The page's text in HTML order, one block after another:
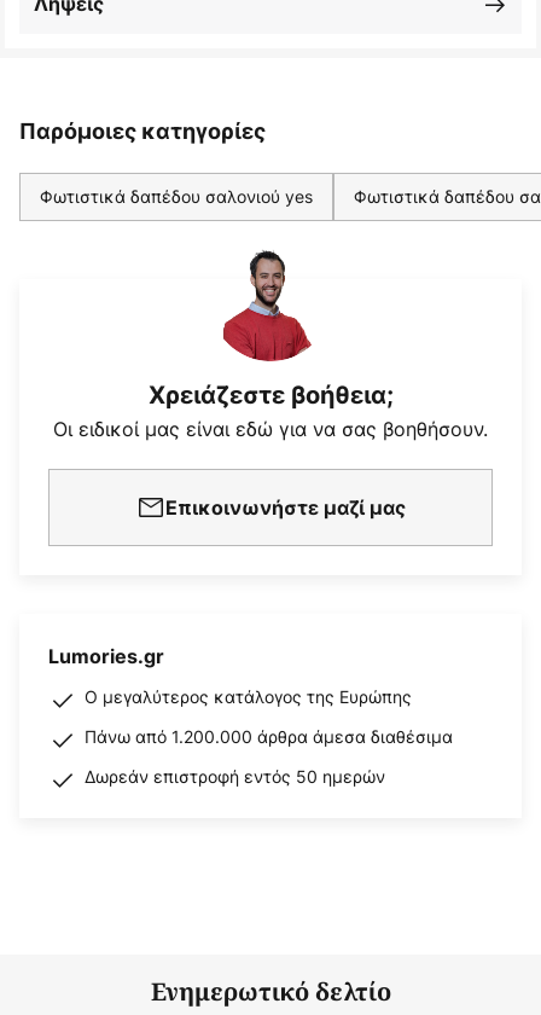
Παρόμοιες κατηγορίες
Φωτιστικά δαπέδου σαλονιού yes Φωτιστικά δαπέδου
Χρειάζεστε βοήθεια;
Οι ειδικοί μας είναι εδώ για να σας βοηθήσουν.
Επικοινωνήστε μαζί μας
Lumories.gr
Ο μεγαλύτερος κατάλογος της Ευρώπης
Πάνω από 1.200.000 άρθρα άμεσα διαθέσιμα
Δωρεάν επιστροφή εντός 50 ημερών
Ενημερωτικό δελτίο